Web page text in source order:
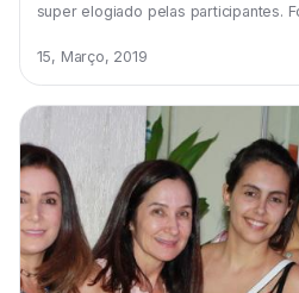
super elogiado pelas participantes.
15, Março, 2019